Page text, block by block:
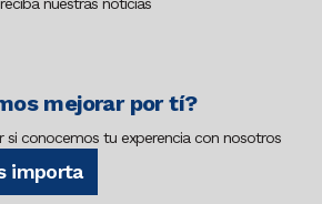
mejorar por tí?
si conocemos tu experencia con nosotros
importa